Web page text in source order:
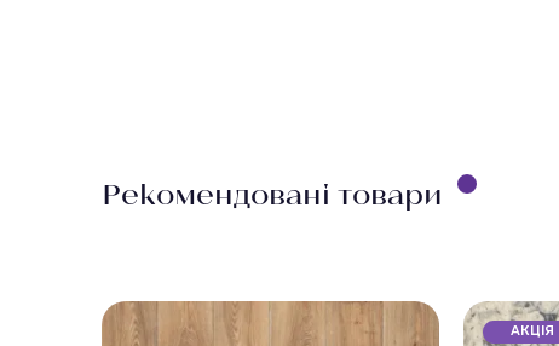
Рекомендовані товари
АКЦІЯ